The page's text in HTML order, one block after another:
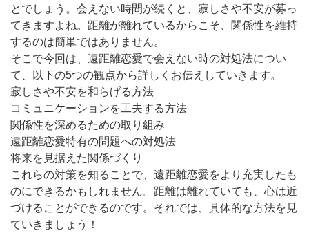
とでしょう。会えない時間が続くと、寂しさや不安が募っ
てきますよね。距離が離れているからこそ、関係性を維持
するのは簡単ではありません。
そこで今回は、遠距離恋愛で会えない時の対処法につい
て、以下の5つの観点から詳しくお伝えしていきます。
寂しさや不安を和らげる方法
コミュニケーションを工夫する方法
関係性を深めるための取り組み
遠距離恋愛特有の問題への対処法
将来を見据えた関係づくり
これらの対策を知ることで、遠距離恋愛をより充実したも
のにできるかもしれません。距離は離れていても、心は近
づけることができるのです。それでは、具体的な方法を見
ていきましょう！